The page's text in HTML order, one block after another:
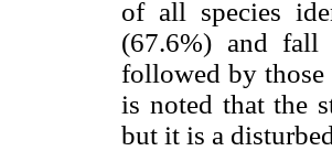
of all species
(67.6%) and fall
followed by those
is noted that the
but it is a